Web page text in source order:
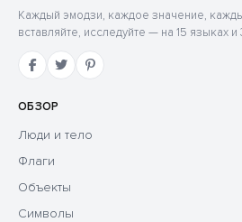
Каждый эмодзи, каждое значение,
вставляйте, исследуйте — на 15 языках
ОБЗОР
Люди и тело
Флаги
Объекты
Символы